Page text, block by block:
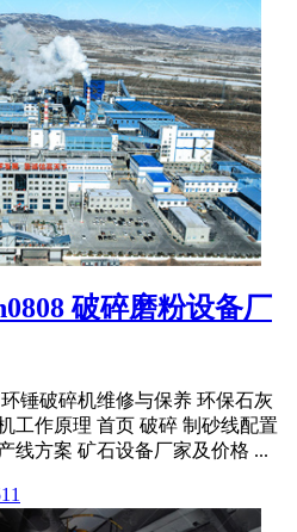
破碎磨粉设备厂
锤破碎机维修与保养 环保石灰
工作原理 首页 破碎 制砂线配置
线方案 矿石设备厂家及价格 ...